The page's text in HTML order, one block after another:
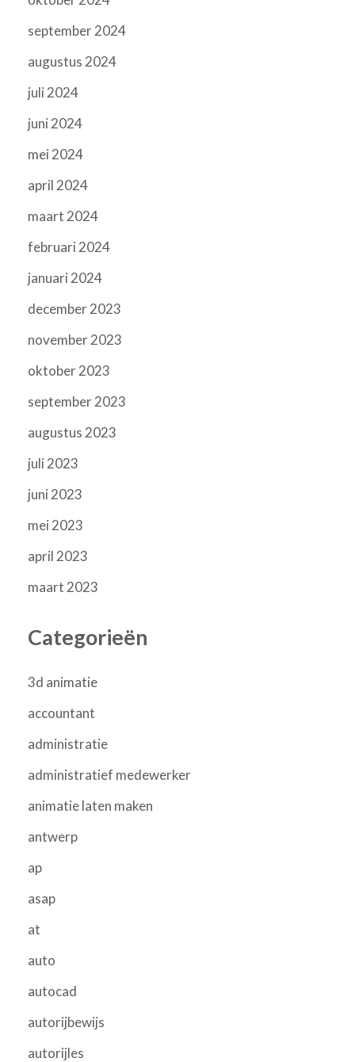
september 2024
augustus 2024
juli 2024
juni 2024
mei 2024
april 2024
maart 2024
februari 2024
januari 2024
december 2023
november 2023
oktober 2023
september 2023
augustus 2023
juli 2023
juni 2023
mei 2023
april 2023
maart 2023
Categorieën
3d animatie
accountant
administratie
administratief medewerker
animatie laten maken
antwerp
ap
asap
at
auto
autocad
autorijbewijs
autorijles